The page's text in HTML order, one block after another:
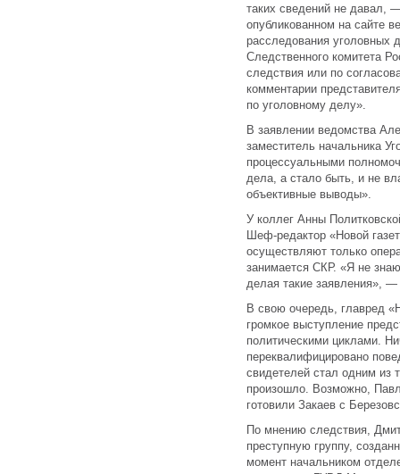
таких сведений не давал,
опубликованном на сайте
расследования уголовных
Следственного комитета
следствия или по
комментарии
по уголовному делу».
В заявлении ведомства
заместитель начальника
процессуальными
дела, а стало быть, и не
объективные выводы».
У коллег Анны
Шеф-редактор «Новой
осуществляют только
занимается СКР. «Я не
делая такие заявления», —
В свою очередь, главред
громкое выступление
политическими циклами.
переквалифицировано
свидетелей стал одним из
произошло. Возможно,
готовили Закаев с
По мнению следствия,
преступную группу,
момент начальником